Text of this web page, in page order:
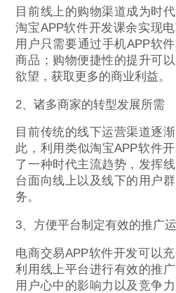
目前线上的购物渠道成为时
淘宝APP软件开发课余实现
用户只需要通过手机APP软
商品；购物便捷性的提升可
欲望，获取更多的商业利益。
2、诸多商家的转型发展所需
目前传统的线下运营渠道逐
此，利用类似淘宝APP软件
了一种时代主流趋势，发挥
台面向线上以及线下的用户
务。
3、方便平台制定有效的推广
电商交易APP软件开发可以
利用线上平台进行有效的推
用户心中的影响力以及竞争